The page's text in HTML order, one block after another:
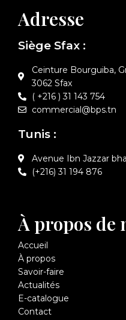
Adresse
Siège Sfax :
Ceinture Bourguiba,
3062 Sfax
( +216 ) 31 143 754
commercial@bps.tn
Tunis :
Avenue Ibn Jazzar
(+216) 31 194 876
À propos de
Accueil
À propos
Savoir-faire
Actualités
E-catalogue
Contact